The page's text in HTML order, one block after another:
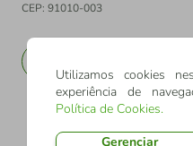
CEP: 91010-003
Utilizamos cookies
experiência de
Política de Cookies.
Gerenciar